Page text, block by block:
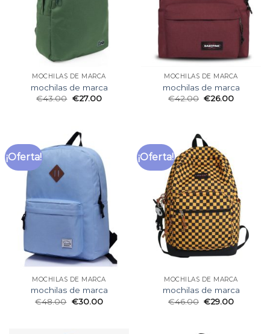
MOCHILAS DE MARCA
mochilas de marca
€43.00 €27.00
MOCHILAS DE MARCA
mochilas de marca
€42.00 €26.00
¡Oferta!
MOCHILAS DE MARCA
mochilas de marca
€48.00 €30.00
¡Oferta!
MOCHILAS DE MARCA
mochilas de marca
€46.00 €29.00